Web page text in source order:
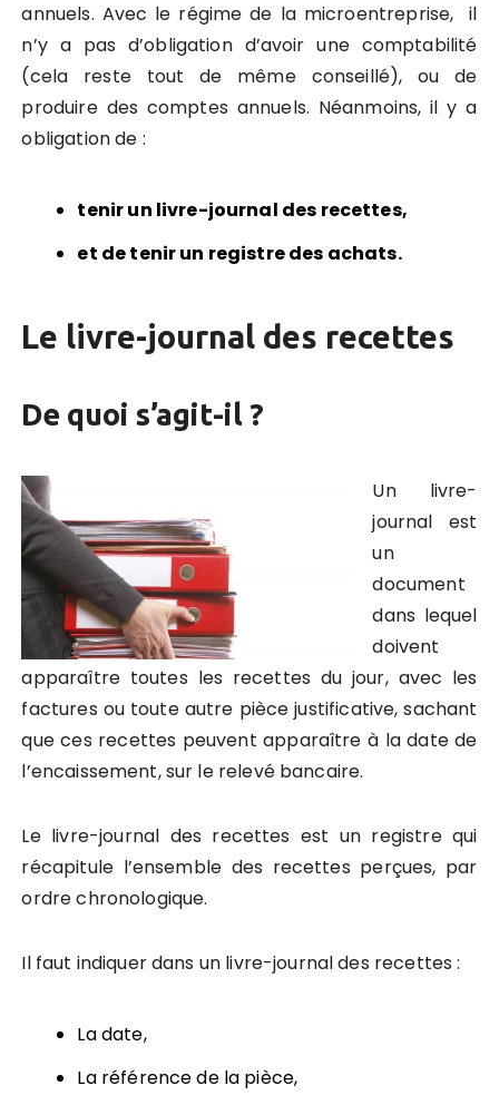
annuels. Avec le régime de la microentreprise, il
n’y a pas d’obligation d’avoir une comptabilité
(cela reste tout de même conseillé), ou de
produire des comptes annuels. Néanmoins, il y a
obligation de :
tenir un livre-journal des recettes,
et de tenir un registre des achats.
Le livre-journal des recettes
De quoi s’agit-il ?
Un livre-
journal est
un
document
dans lequel
doivent
apparaître toutes les recettes du jour, avec les
factures ou toute autre pièce justificative, sachant
que ces recettes peuvent apparaître à la date de
l’encaissement, sur le relevé bancaire.
Le livre-journal des recettes est un registre qui
récapitule l’ensemble des recettes perçues, par
ordre chronologique.
Il faut indiquer dans un livre-journal des recettes :
La date,
La référence de la pièce,